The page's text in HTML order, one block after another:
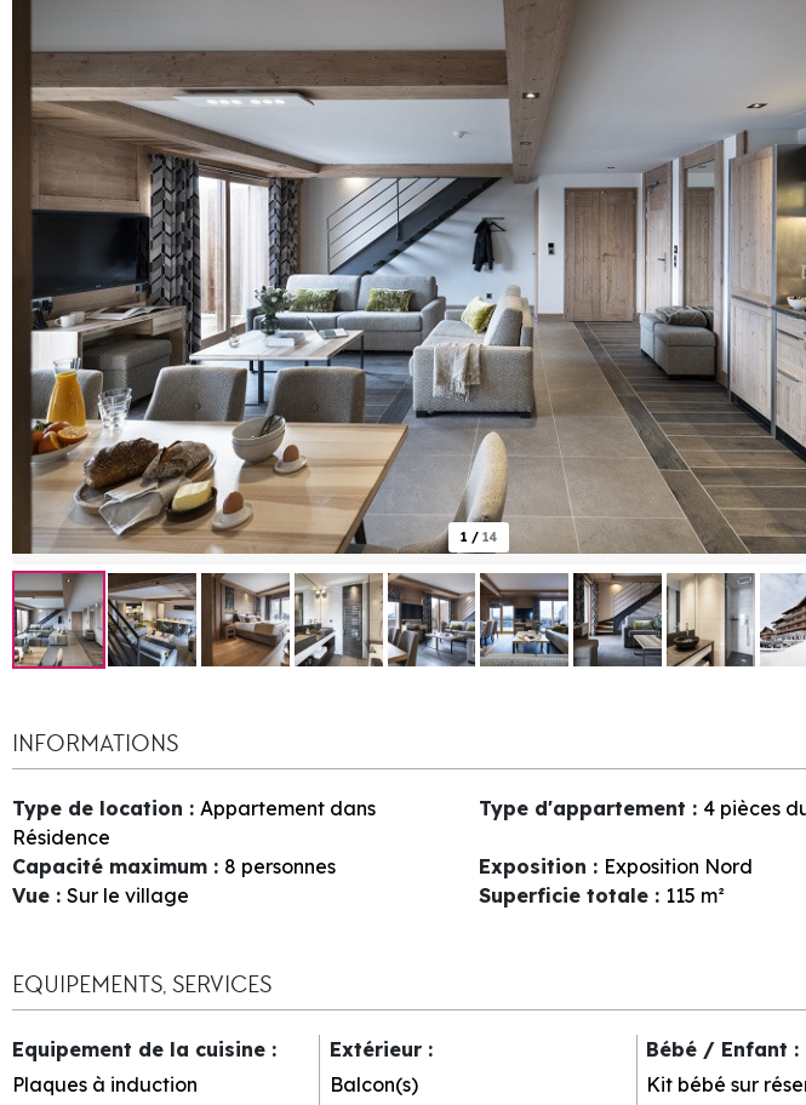
1 / 14
INFORMATIONS
Type de location : Appartement dans
Résidence
Type d'appartement : 4 pièces
Capacité maximum : 8 personnes Exposition : Exposition Nord
Vue : Sur le village Superficie totale : 115 m²
EQUIPEMENTS, SERVICES
Equipement de la cuisine :
Plaques à induction
Extérieur :
Balcon(s)
Bébé / Enfant :
Kit bébé sur